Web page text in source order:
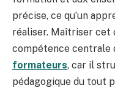
précise, ce qu’un
réaliser. Maîtriser cet
compétence centrale
formateurs, car il
pédagogique du tout